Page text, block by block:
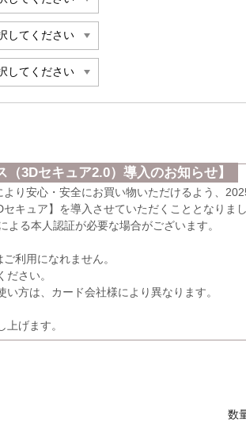
3Dセキュア2.0）導入のお知らせ】
り安心・安全にお買い物いただけるよう、
キュア】を導入させていただくこととなりま
る本人認証が必要な場合がございます。
利用になれません。
さい。
方は、カード会社様により異なります。
げます。
数